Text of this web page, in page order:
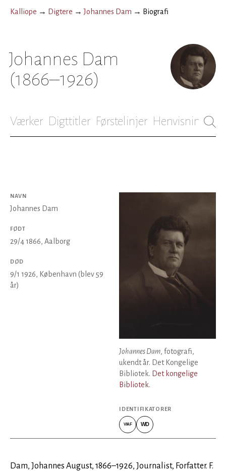
Kalliope → Digtere →Johannes Dam → Biografi
Johannes Dam
(1866–1926)
Værker Digttitler Førstelinjer Henvisninger
Dam, Johannes August, 1866–1926, Journalist, Forfatter. F.
NAVN
Johannes Dam
FØDT
29/4 1866, Aalborg
DØD
9/1 1926, København (blev 59
år)
Johannes Dam, fotografi,
ukendt år. Det Kongelige
Bibliotek. Det kongelige
Bibliotek.
IDENTIFIKATORER
VIAF
VIAF
WD
Wikidata